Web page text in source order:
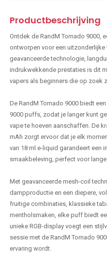
Productbeschrijving
Ontdek de RandM Tornado 9000,
ontworpen voor een uitzonderlijke
geavanceerde technologie,
indrukwekkende prestaties is dit
vapers als beginners die op zoek
De RandM Tornado 9000 biedt
9000 puffs, zodat je langer kunt
vape te hoeven aanschaffen. De
mAh zorgt ervoor dat je elk
van 18 ml e-liquid garandeert een
smaakbeleving, perfect voor
Met geavanceerde mesh-coil
dampproductie en een diepere,
fruitige combinaties, klassieke
mentholsmaken, elke puff biedt
unieke RGB-display voegt een
sessie met de RandM Tornado
ervaring wordt.